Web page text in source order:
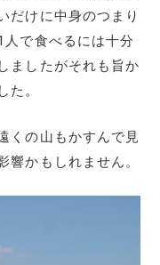
だけに中身のつまり
で食べるには十分
ましたがそれも旨か
た。
くの山もかすんで見
響かもしれません。